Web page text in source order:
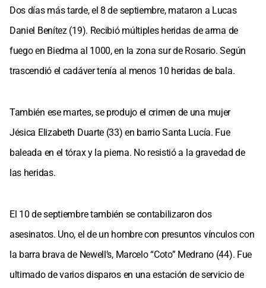
Dos días más tarde, el 8 de septiembre, mataron a Lucas
Daniel Benítez (19). Recibió múltiples heridas de arma de
fuego en Biedma al 1000, en la zona sur de Rosario. Según
trascendió el cadáver tenía al menos 10 heridas de bala.
También ese martes, se produjo el crimen de una mujer
Jésica Elizabeth Duarte (33) en barrio Santa Lucía. Fue
baleada en el tórax y la pierna. No resistió a la gravedad de
las heridas.
El 10 de septiembre también se contabilizaron dos
asesinatos. Uno, el de un hombre con presuntos vínculos con
la barra brava de Newell’s, Marcelo “Coto” Medrano (44). Fue
ultimado de varios disparos en una estación de servicio de